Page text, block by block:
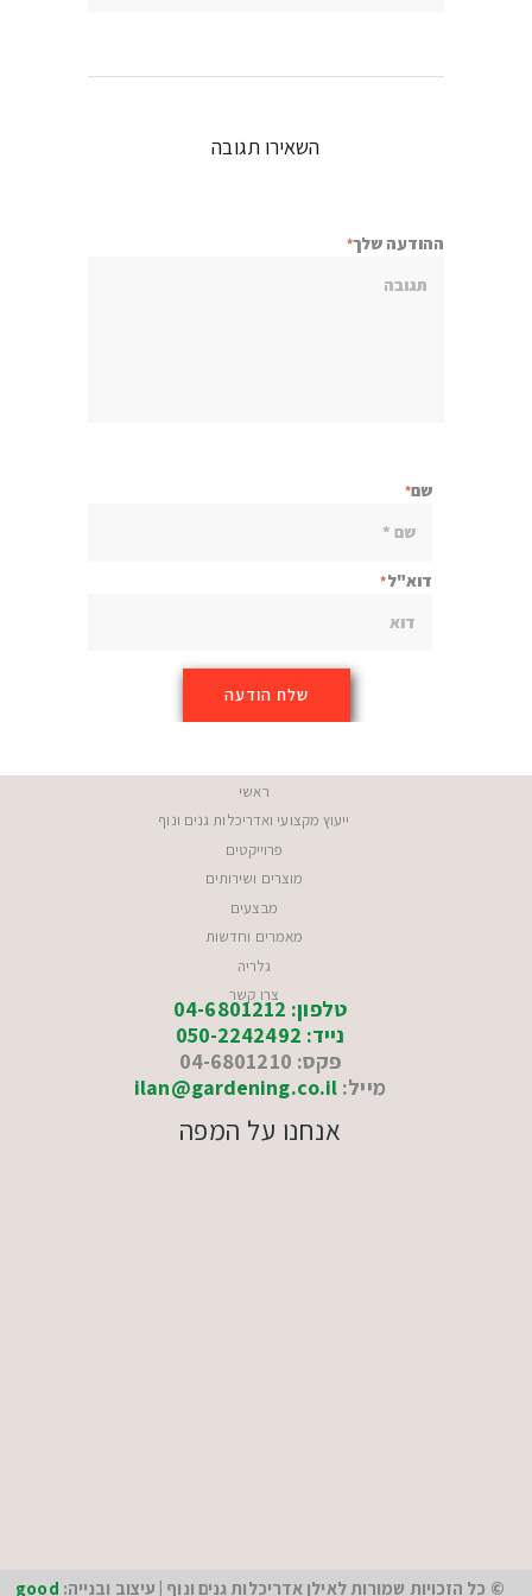
השאירו תגובה
ההודעה שלך
שם
דוא"ל
ראשי
ייעוץ מקצועי ואדריכלות גנים ונוף
פרוייקטים
מוצרים ושירותים
מבצעים
מאמרים וחדשות
גלריה
צרו קשר
טלפון: 04-6801212
נייד: 050-2242492
פקס: 04-6801210
מייל: ilan@gardening.co.il
אנחנו על המפה
© כל הזכויות שמורות לאילן אדריכלות גנים ונוף | עיצוב ובנייה: good